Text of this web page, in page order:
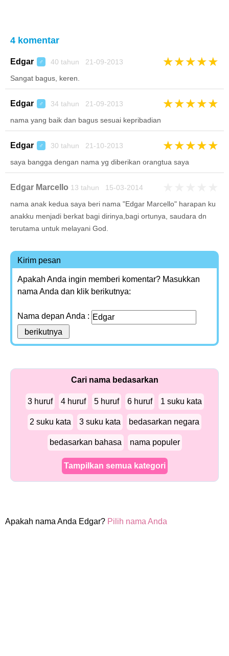
4 komentar
Edgar ♂ 40 tahun 21-09-2013 ★★★★★
Sangat bagus, keren.
Edgar ♂ 34 tahun 21-09-2013 ★★★★★
nama yang baik dan bagus sesuai kepribadian
Edgar ♂ 30 tahun 21-10-2013 ★★★★★
saya bangga dengan nama yg diberikan orangtua saya
Edgar Marcello 13 tahun 15-03-2014
nama anak kedua saya beri nama "Edgar Marcello" harapan ku
anakku menjadi berkat bagi dirinya,bagi ortunya, saudara dn
terutama untuk melayani God.
Kirim pesan
Apakah Anda ingin memberi komentar? Masukkan
nama Anda dan klik berikutnya:
Nama depan Anda :
Cari nama bedasarkan
3 huruf 4 huruf 5 huruf 6 huruf 1 suku kata
2 suku kata 3 suku kata bedasarkan negara
bedasarkan bahasa nama populer
Tampilkan semua kategori
Apakah nama Anda Edgar? Pilih nama Anda